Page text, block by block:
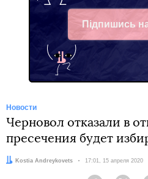
Підпишись
Telegram
Новости
Черновол отказали в
пресечения будет
Автор:Kostia Andreykovets Дата:
17:01, 15 апреля 2020